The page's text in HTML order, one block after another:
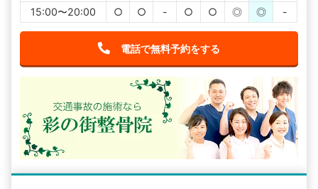
15:00〜20:00
○ ○ - ○ ○ ◎ ◎ -
電話で無料予約をする